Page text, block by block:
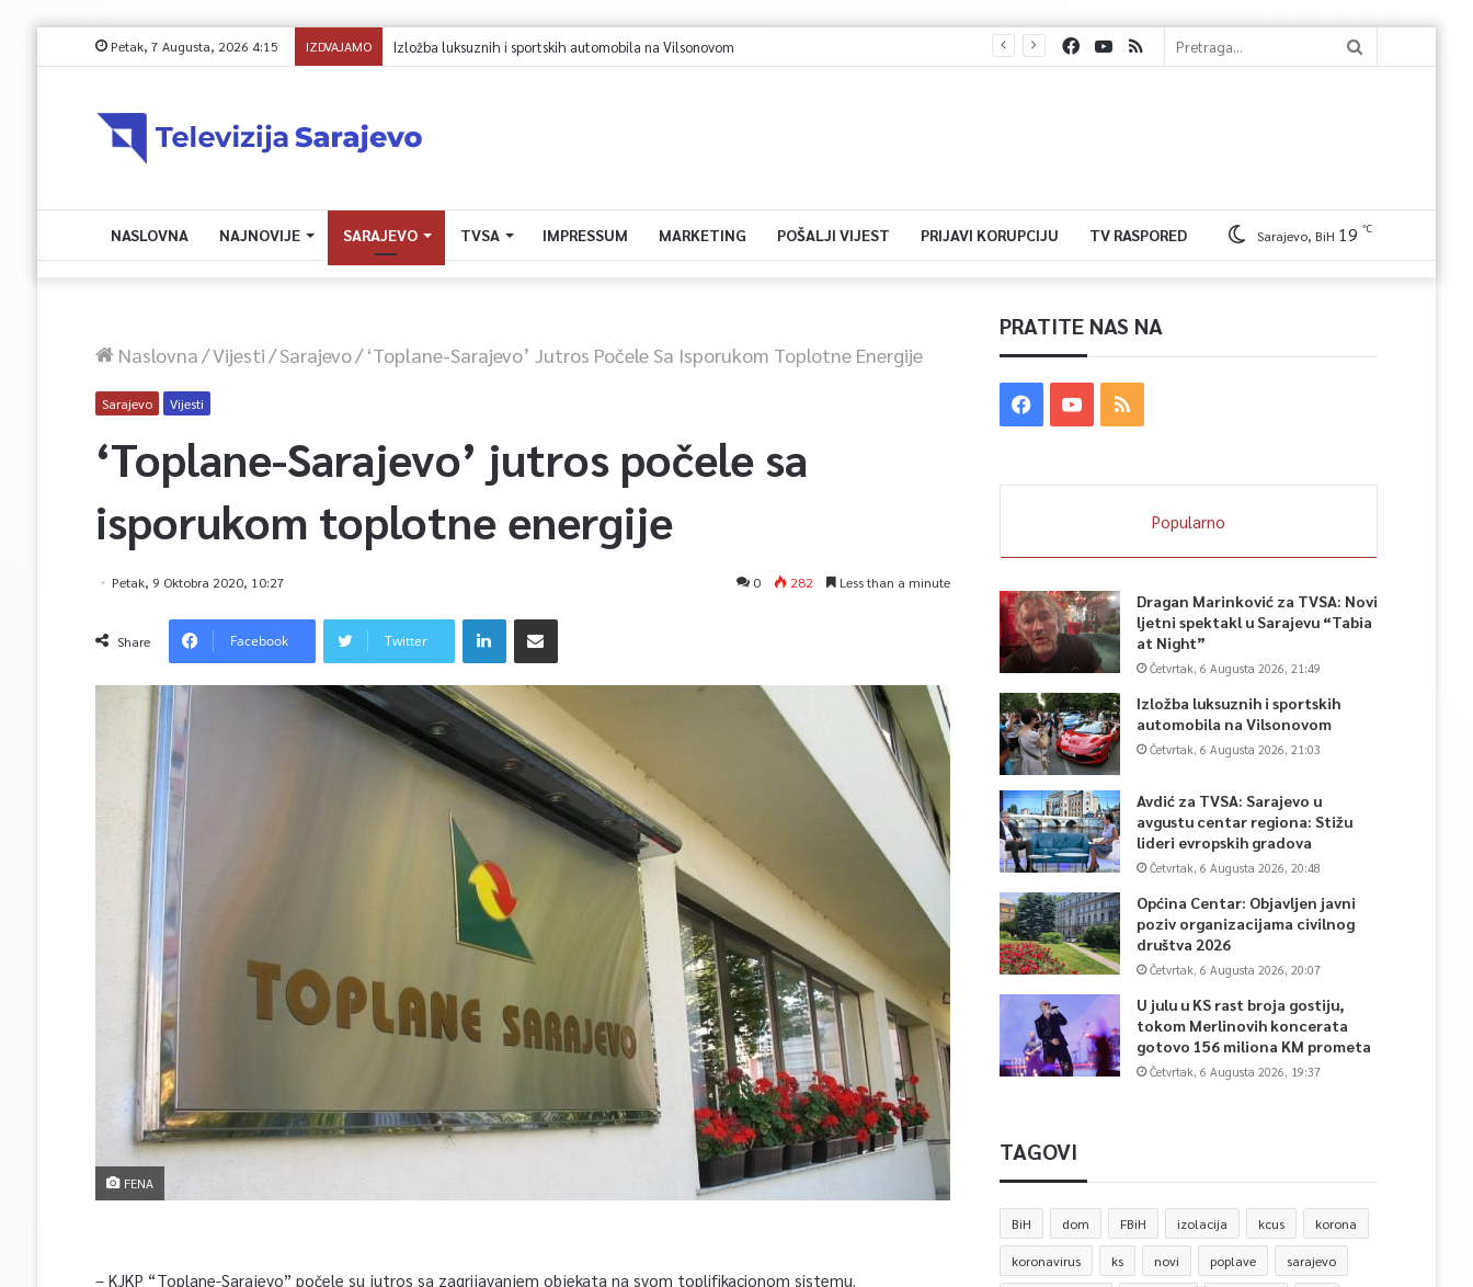
Petak, 7 Augusta, 2026 4:15 IZDVAJAMO Avdić za TVSA: Sarajevo u avgustu centar regiona: Stižu lideri evropskih gradova
NASLOVNA NAJNOVIJE SARAJEVO TVSA IMPRESSUM MARKETING POŠALJI VIJEST PRIJAVI KORUPCIJU TV RASPORED Sarajevo, BiH 19 ℃
Naslovna/Vijesti/Sarajevo/ ‘Toplane-Sarajevo’ Jutros Počele Sa Isporukom Toplotne Energije
Sarajevo Vijesti
‘Toplane-Sarajevo’ jutros počele sa
isporukom toplotne energije
Petak, 9 Oktobra 2020, 10:27 0 282 Less than a minute
Share Facebook Twitter
FENA
– KJKP “Toplane-Sarajevo” počele su jutros sa zagrijavanjem objekata na svom toplifikacionom sistemu.
PRATITE NAS NA
Popularno
Dragan Marinković za TVSA: Novi
ljetni spektakl u Sarajevu “Tabia
at Night”
Četvrtak, 6 Augusta 2026, 21:49
Izložba luksuznih i sportskih
automobila na Vilsonovom
Četvrtak, 6 Augusta 2026, 21:03
Avdić za TVSA: Sarajevo u
avgustu centar regiona: Stižu
lideri evropskih gradova
Četvrtak, 6 Augusta 2026, 20:48
Općina Centar: Objavljen javni
poziv organizacijama civilnog
društva 2026
Četvrtak, 6 Augusta 2026, 20:07
U julu u KS rast broja gostiju,
tokom Merlinovih koncerata
gotovo 156 miliona KM prometa
Četvrtak, 6 Augusta 2026, 19:37
TAGOVI
BiH dom FBiH izolacija kcus korona
koronavirus ks novi poplave sarajevo